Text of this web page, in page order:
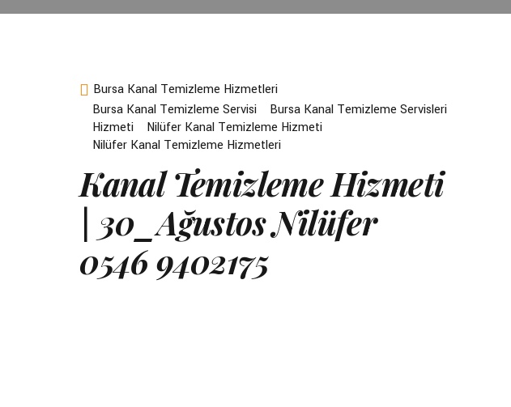
Bursa Kanal Temizleme Hizmetleri
Bursa Kanal Temizleme Servisi
Bursa Kanal Temizleme Servisleri
Hizmeti
Nilüfer Kanal Temizleme Hizmeti
Nilüfer Kanal Temizleme Hizmetleri
Kanal Temizleme Hizmeti
| 30_Ağustos Nilüfer
0546 9402175